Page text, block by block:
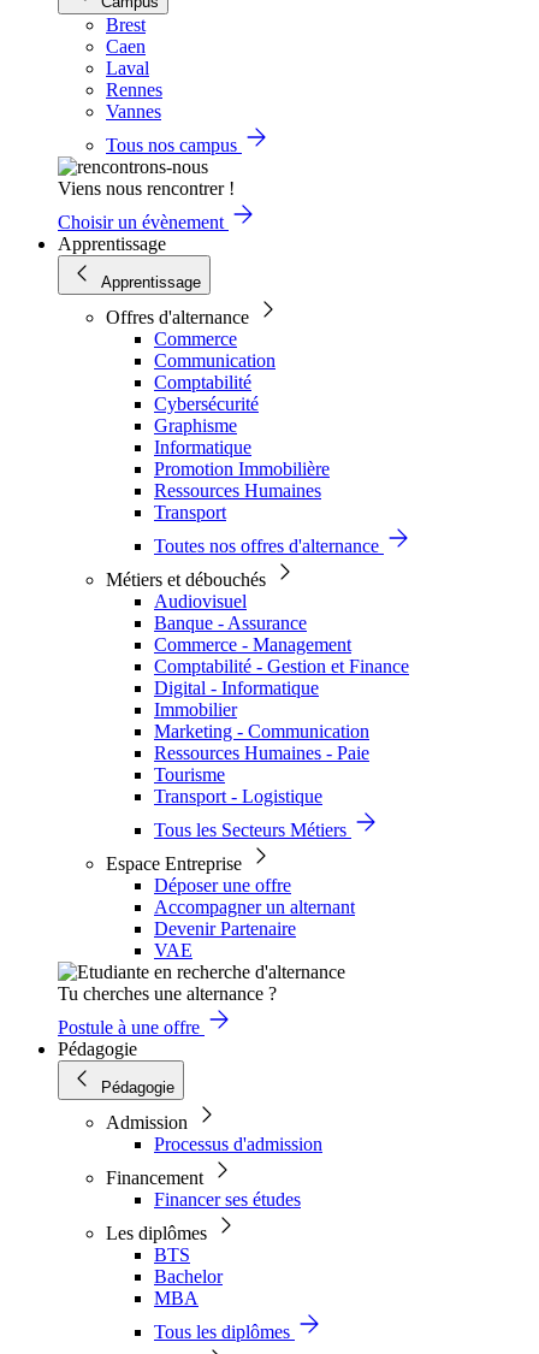
Brest
Caen
Laval
Rennes
Vannes
Tous nos campus
Viens nous rencontrer !
Choisir un évènement
Apprentissage
Apprentissage
Offres d'alternance
Commerce
Communication
Comptabilité
Cybersécurité
Graphisme
Informatique
Promotion Immobilière
Ressources Humaines
Transport
Toutes nos offres d'alternance
Métiers et débouchés
Audiovisuel
Banque - Assurance
Commerce - Management
Comptabilité - Gestion et Finance
Digital - Informatique
Immobilier
Marketing - Communication
Ressources Humaines - Paie
Tourisme
Transport - Logistique
Tous les Secteurs Métiers
Espace Entreprise
Déposer une offre
Accompagner un alternant
Devenir Partenaire
VAE
Tu cherches une alternance ?
Postule à une offre
Pédagogie
Pédagogie
Admission
Processus d'admission
Financement
Financer ses études
Les diplômes
BTS
Bachelor
MBA
Tous les diplômes